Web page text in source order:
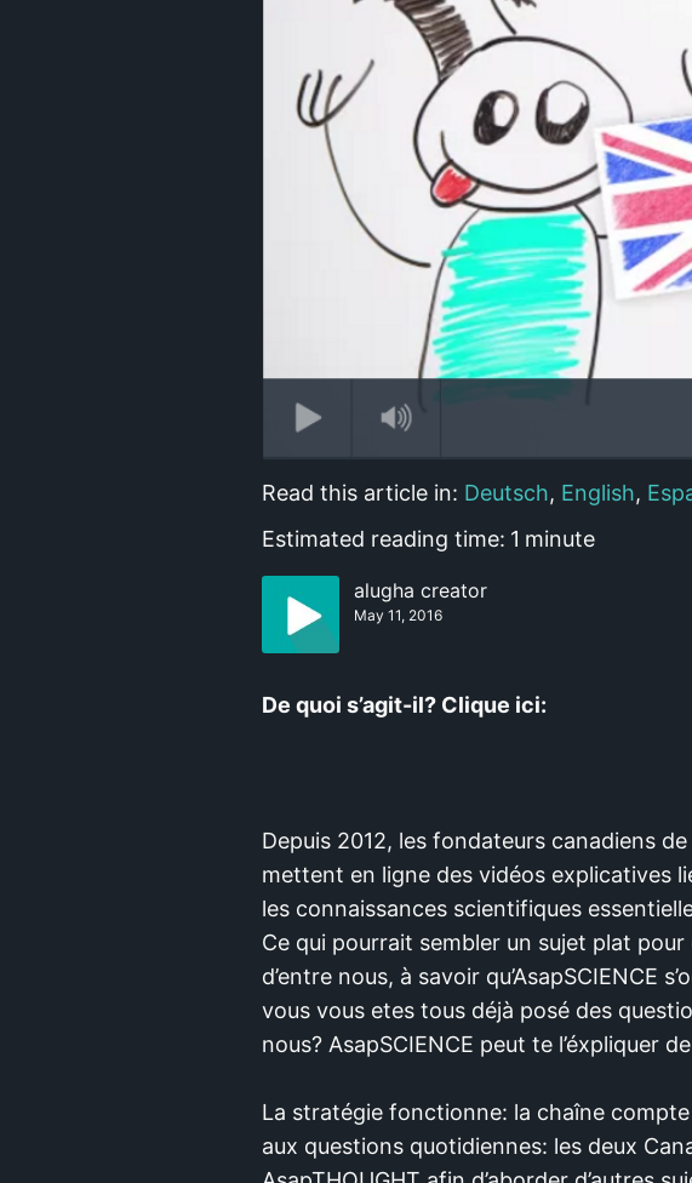
Read this article in: Deutsch, English,
Estimated reading time: 1 minute
alugha creator
May 11, 2016
De quoi s’agit-il? Clique ici:
Depuis 2012, les fondateurs canadiens
mettent en ligne des vidéos explicatives
les connaissances scientifiques
Ce qui pourrait sembler un sujet plat
d’entre nous, à savoir qu’AsapSCIENCE
vous vous etes tous déjà posé des
nous? AsapSCIENCE peut te l’éxpliquer
La stratégie fonctionne: la chaîne compte
aux questions quotidiennes: les deux